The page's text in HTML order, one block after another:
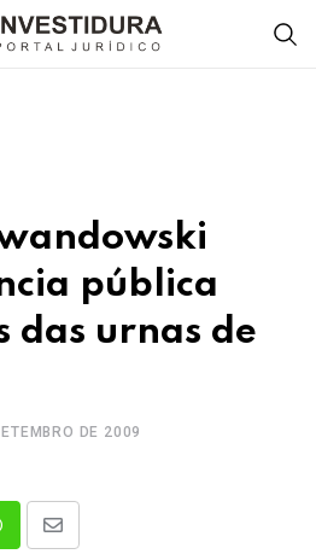
pública
das urnas de
DE 2009
Share